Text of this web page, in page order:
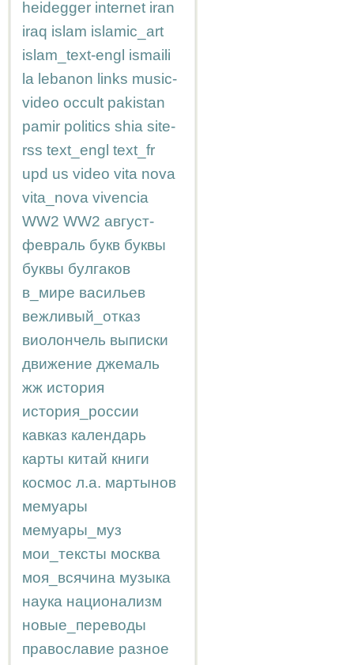
heidegger internet iran
iraq islam islamic_art
islam_text-engl ismaili
la lebanon links music-
video occult pakistan
pamir politics shia site-
rss text_engl text_fr
upd us video vita nova
vita_nova vivencia
WW2 WW2 август-
февраль букв буквы
буквы булгаков
в_мире васильев
вежливый_отказ
виолончель выписки
движение джемаль
жж история
история_россии
кавказ календарь
карты китай книги
космос л.а. мартынов
мемуары
мемуары_муз
мои_тексты москва
моя_всячина музыка
наука национализм
новые_переводы
православие разное